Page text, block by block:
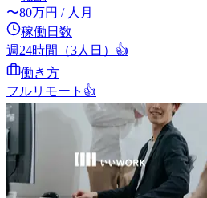
〜80万円 / 人月
稼働日数
週24時間（3人日） 👍
働き方
フルリモート 👍